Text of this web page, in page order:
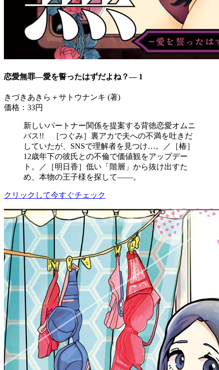
恋愛無罪―愛を誓ったはずだよね？― 1
きづきあきら＋サトウナンキ (著)
価格：33円
新しいパートナー関係を提案する背徳恋愛オムニ
バス!! ［つぐみ］裏アカで夫への不満を吐きだ
していたが、SNSで理解者を見つけ…。／［椿］
12歳年下の彼氏との不倫で価値観をアップデー
ト。／［明日香］低い「階層」から抜け出すた
め、本物の王子様を探して――。
クリックして今すぐチェック